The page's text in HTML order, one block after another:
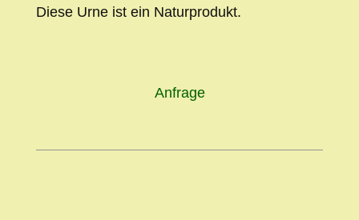
Diese Urne ist ein Naturprodukt.
Anfrage